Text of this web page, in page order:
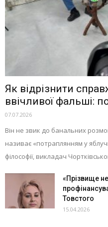
Як відрізнити
ввічливої фальші:
07.07.2026
Він не звик до банальних
називає «потраплянням у
філософії, викладач
«Прізвище
Товстого
15.04.2026